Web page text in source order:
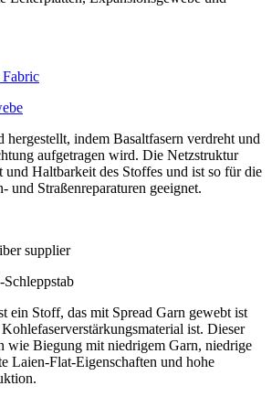
hergestellt, indem Basaltfasern verdreht und
aufgetragen wird. Die Netzstruktur
und Haltbarkeit des Stoffes und ist so für die
und Straßenreparaturen geeignet.
Schleppstab
ein Stoff, das mit Spread Garn gewebt ist
ist. Dieser
wie Biegung mit niedrigem Garn, niedrige
Laien-Flat-Eigenschaften und hohe